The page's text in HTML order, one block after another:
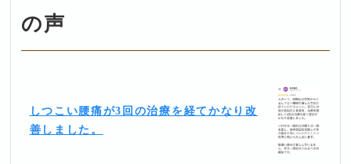
の声
しつこい腰痛が3回の治療を経てかなり改
善しました。